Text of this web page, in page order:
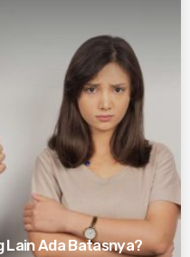
Lain Ada Batasnya?